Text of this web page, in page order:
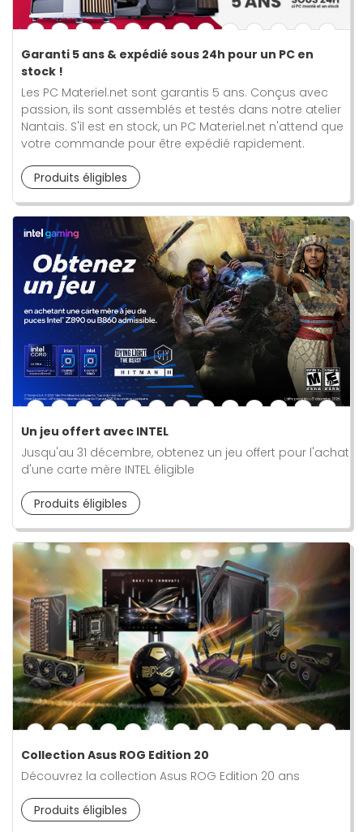
Garanti 5 ans & expédié sous 24h pour un PC en
stock !
Les PC Materiel.net sont garantis 5 ans. Conçus avec
passion, ils sont assemblés et testés dans notre atelier
Nantais. S'il est en stock, un PC Materiel.net n'attend que
votre commande pour être expédié rapidement.
Produits éligibles
Un jeu offert avec INTEL
Jusqu'au 31 décembre, obtenez un jeu offert pour l'achat
d'une carte mère INTEL éligible
Produits éligibles
Collection Asus ROG Edition 20
Découvrez la collection Asus ROG Edition 20 ans
Produits éligibles